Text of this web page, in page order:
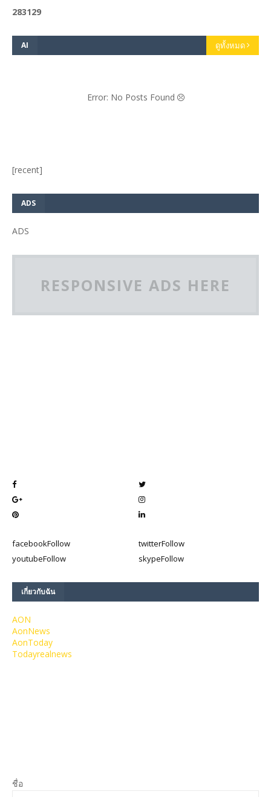
283129
AI ดูทั้งหมด
Error: No Posts Found
[recent]
ADS
ADS
RESPONSIVE ADS HERE
facebookFollow twitterFollow
youtubeFollow skypeFollow
เกี่ยวกับฉัน
AON
AonNews
AonToday
Todayrealnews
ชื่อ